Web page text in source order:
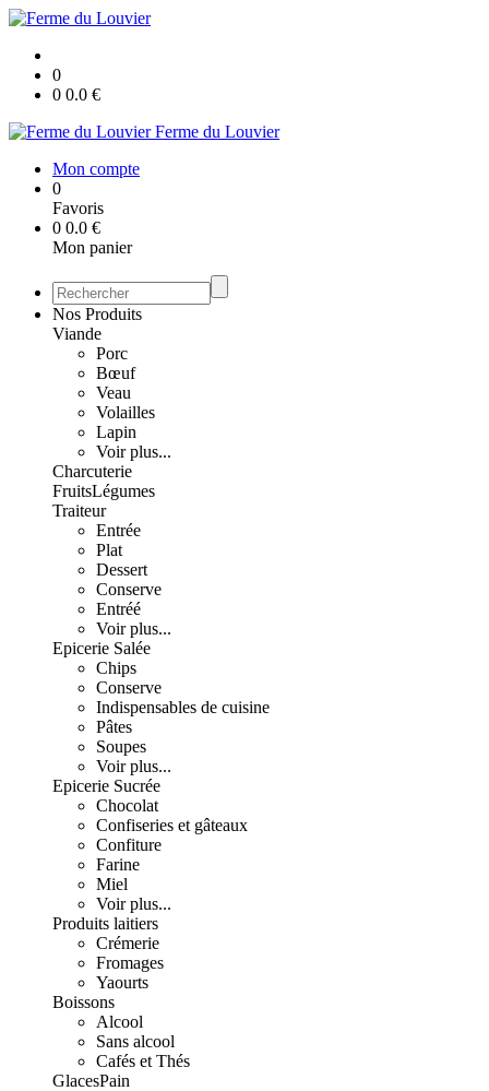
0
0 0.0 €
Ferme du Louvier
Mon compte
0
Favoris
0 0.0 €
Mon panier
Nos Produits
Viande
Porc
Bœuf
Veau
Volailles
Lapin
Voir plus...
Charcuterie
FruitsLégumes
Traiteur
Entrée
Plat
Dessert
Conserve
Entréé
Voir plus...
Epicerie Salée
Chips
Conserve
Indispensables de cuisine
Pâtes
Soupes
Voir plus...
Epicerie Sucrée
Chocolat
Confiseries et gâteaux
Confiture
Farine
Miel
Voir plus...
Produits laitiers
Crémerie
Fromages
Yaourts
Boissons
Alcool
Sans alcool
Cafés et Thés
GlacesPain